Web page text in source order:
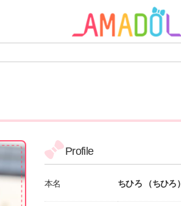
Profile
本名 ちひろ （ちひろ）